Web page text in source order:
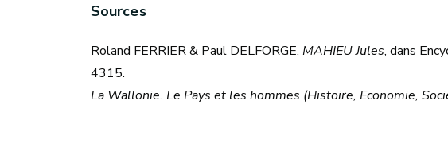
Sources
Roland FERRIER & Paul DELFORGE, MAHIEU Jules, dans
4315.
La Wallonie. Le Pays et les hommes (Histoire, Economie,